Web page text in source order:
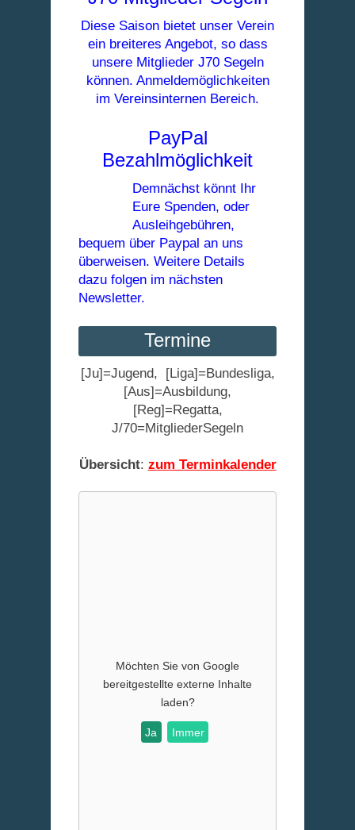
Diese Saison bietet unser Verein
ein breiteres Angebot, so dass
unsere Mitglieder J70 Segeln
können. Anmeldemöglichkeiten
im Vereinsinternen Bereich.
PayPal
Bezahlmöglichkeit
Demnächst könnt Ihr
Eure Spenden, oder
Ausleihgebühren,
bequem über Paypal an uns
überweisen. Weitere Details
dazu folgen im nächsten
Newsletter.
Termine
[Ju]=Jugend, [Liga]=Bundesliga,
[Aus]=Ausbildung,
[Reg]=Regatta,
J/70=MitgliederSegeln
Übersicht: zum Terminkalender
Möchten Sie von Google
bereitgestellte externe Inhalte
laden?
Ja Immer